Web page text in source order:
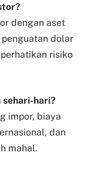
dengan aset
dolar
risiko
sehari-hari?
impor, biaya
dan
mahal.